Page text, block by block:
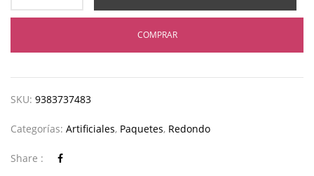
COMPRAR
SKU: 9383737483
Categorías: Artificiales, Paquetes, Redondo
Share :